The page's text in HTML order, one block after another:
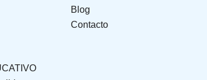
Blog
Contacto